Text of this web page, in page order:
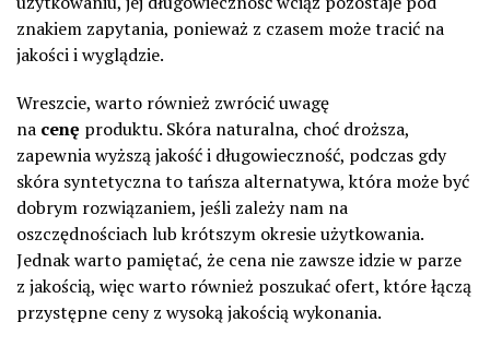
znakiem zapytania, ponieważ z czasem może tracić na
jakości i wyglądzie.
Wreszcie, warto również zwrócić uwagę
na cenę produktu. Skóra naturalna, choć droższa,
zapewnia wyższą jakość i długowieczność, podczas gdy
skóra syntetyczna to tańsza alternatywa, która może być
dobrym rozwiązaniem, jeśli zależy nam na
oszczędnościach lub krótszym okresie użytkowania.
Jednak warto pamiętać, że cena nie zawsze idzie w parze
z jakością, więc warto również poszukać ofert, które łączą
przystępne ceny z wysoką jakością wykonania.